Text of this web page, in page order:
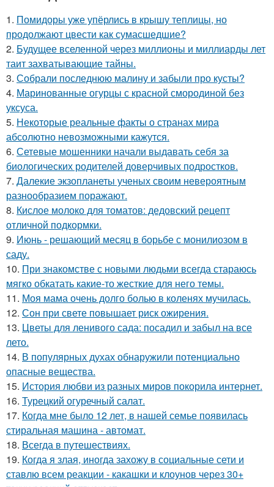
1. Помидоры уже упёрлись в крышу теплицы, но
продолжают цвести как сумасшедшие?
2. Будущее вселенной через миллионы и миллиарды лет
таит захватывающие тайны.
3. Собрали последнюю малину и забыли про кусты?
4. Маринованные огурцы с красной смородиной без
уксуса.
5. Некоторые реальные факты о странах мира
абсолютно невозможными кажутся.
6. Сетевые мошенники начали выдавать себя за
биологических родителей доверчивых подростков.
7. Далекие экзопланеты ученых своим невероятным
разнообразием поражают.
8. Кислое молоко для томатов: дедовский рецепт
отличной подкормки.
9. Июнь - решающий месяц в борьбе с монилиозом в
саду.
10. При знакомстве с новыми людьми всегда стараюсь
мягко обкатать какие-то жесткие для него темы.
11. Моя мама очень долго болью в коленях мучилась.
12. Сон при свете повышает риск ожирения.
13. Цветы для ленивого сада: посадил и забыл на все
лето.
14. В популярных духах обнаружили потенциально
опасные вещества.
15. История любви из разных миров покорила интернет.
16. Турецкий огуречный салат.
17. Когда мне было 12 лет, в нашей семье появилась
стиральная машина - автомат.
18. Всегда в путешествиях.
19. Когда я злая, иногда захожу в социальные сети и
ставлю всем реакции - какашки и клоунов через 30+